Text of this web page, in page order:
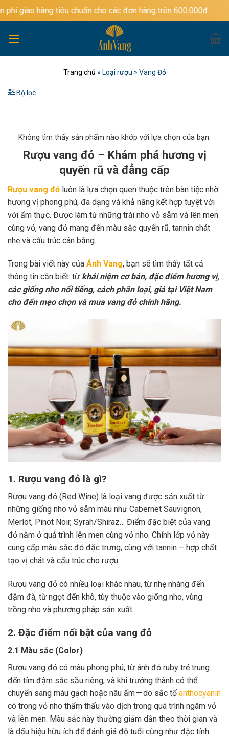
qua
dung
tiêu chuẩn cho các đơn hàng trên 600.000đ
Trang chủ » Loại rượu » Vang Đỏ
Bộ lọc
Không tìm thấy sản phẩm nào khớp với lựa chọn của bạn.
Rượu vang đỏ – Khám phá hương vị
quyến rũ và đẳng cấp
Rượu vang đỏ luôn là lựa chọn quen thuộc trên bàn tiệc nhờ
hương vị phong phú, đa dạng và khả năng kết hợp tuyệt vời
với ẩm thực. Được làm từ những trái nho vỏ sẫm và lên men
cùng vỏ, vang đỏ mang đến màu sắc quyến rũ, tannin chát
nhẹ và cấu trúc cân bằng.
Trong bài viết này của Ánh Vang, bạn sẽ tìm thấy tất cả
thông tin cần biết: từ khái niệm cơ bản, đặc điểm hương vị,
các giống nho nổi tiếng, cách phân loại, giá tại Việt Nam
cho đến mẹo chọn và mua vang đỏ chính hãng.
1. Rượu vang đỏ là gì?
Rượu vang đỏ (Red Wine) là loại vang được sản xuất từ
những giống nho vỏ sẫm màu như Cabernet Sauvignon,
Merlot, Pinot Noir, Syrah/Shiraz… Điểm đặc biệt của vang
đỏ nằm ở quá trình lên men cùng vỏ nho. Chính lớp vỏ này
cung cấp màu sắc đỏ đặc trưng, cùng với tannin – hợp chất
tạo vị chát và cấu trúc cho rượu.
Rượu vang đỏ có nhiều loại khác nhau, từ nhẹ nhàng đến
đậm đà, từ ngọt đến khô, tùy thuộc vào giống nho, vùng
trồng nho và phương pháp sản xuất.
2. Đặc điểm nổi bật của vang đỏ
2.1 Màu sắc (Color)
Rượu vang đỏ có màu phong phú, từ ánh đỏ ruby trẻ trung
đến tím đậm sắc sầu riêng, và khi trưởng thành có thể
chuyển sang màu gạch hoặc nâu ấm — do sắc tố anthocyanin
có trong vỏ nho thẩm thấu vào dịch trong quá trình ngâm vỏ
và lên men. Màu sắc này thường giảm dần theo thời gian và
là dấu hiệu hữu ích để đánh giá độ tuổi cũng như đặc tính